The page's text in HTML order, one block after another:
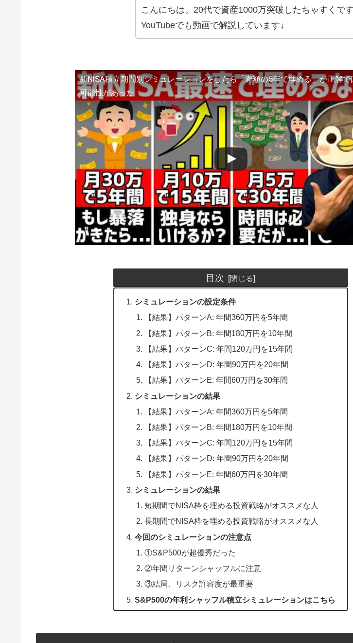
こんにちは。20代で資産1000万突破したちゃすくです
YouTubeでも動画で解説しています↓
新NISA積立期間別シミュレーションをしたら「満額の5年で埋める」が正解で
可能性があった
目次
シミュレーションの設定条件
【結果】パターンA: 年間360万円を5年間
【結果】パターンB: 年間180万円を10年間
【結果】パターンC: 年間120万円を15年間
【結果】パターンD: 年間90万円を20年間
【結果】パターンE: 年間60万円を30年間
シミュレーションの結果
【結果】パターンA: 年間360万円を5年間
【結果】パターンB: 年間180万円を10年間
【結果】パターンC: 年間120万円を15年間
【結果】パターンD: 年間90万円を20年間
【結果】パターンE: 年間60万円を30年間
シミュレーションの結果
短期間でNISA枠を埋める投資戦略がオススメな人
長期間でNISA枠を埋める投資戦略がオススメな人
今回のシミュレーションの注意点
①S&P500が超優秀だった
②年間リターンシャッフルに注意
③結局、リスク許容度が最重要
S&P500の年利シャッフル積立シミュレーションはこちら